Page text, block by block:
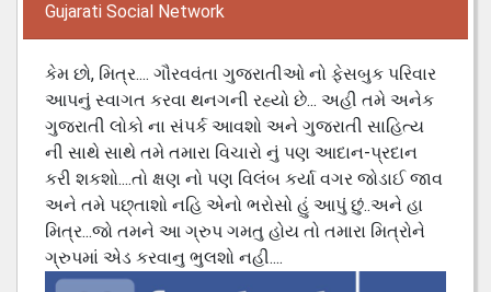
Gujarati Social Network
કેમ છો, મિત્ર.... ગૌરવવંતા ગુજરાતીઓ નો ફેસબુક પરિવાર
આપનું સ્વાગત કરવા થનગની રહ્યો છે... અહી તમે અનેક
ગુજરાતી લોકો ના સંપર્ક આવશો અને ગુજરાતી સાહિત્ય
ની સાથે સાથે તમે તમારા વિચારો નું પણ આદાન-પ્રદાન
કરી શકશો....તો ક્ષણ નો પણ વિલંબ કર્યા વગર જોડાઈ જાવ
અને તમે પછ્તાશો નહિ એનો ભરોસો હું આપું છું..અને હા
મિત્ર...જો તમને આ ગ્રુપ ગમતુ હોય તો તમારા મિત્રોને
ગ્રુપમાં એડ કરવાનુ ભુલશો નહી....